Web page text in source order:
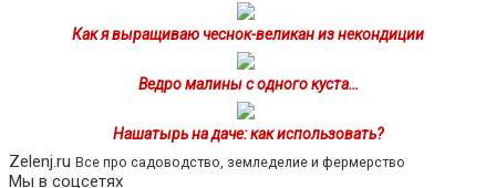
Как я выращиваю чеснок-великан из некондиции
Ведро малины с одного куста…
Нашатырь на даче: как использовать?
Zelenj.ru Все про садоводство, земледелие и фермерство
Мы в соцсетях